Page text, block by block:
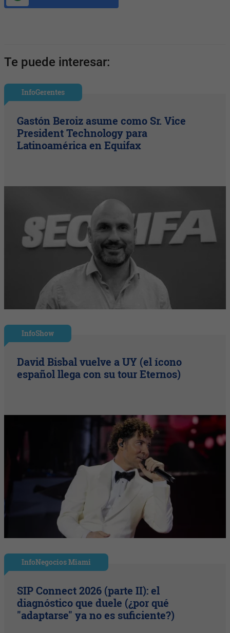
Te puede interesar:
InfoGerentes
Gastón Beroiz asume como Sr. Vice
President Technology para
Latinoamérica en Equifax
InfoShow
David Bisbal vuelve a UY (el ícono
español llega con su tour Eternos)
InfoNegocios Miami
SIP Connect 2026 (parte II): el
diagnóstico que duele (¿por qué
"adaptarse" ya no es suficiente?)